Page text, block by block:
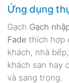
Ứng dụng
Gạch Gạch
Fade thích hợp
khách, nhà
khách sạn hay
và sang trọng.